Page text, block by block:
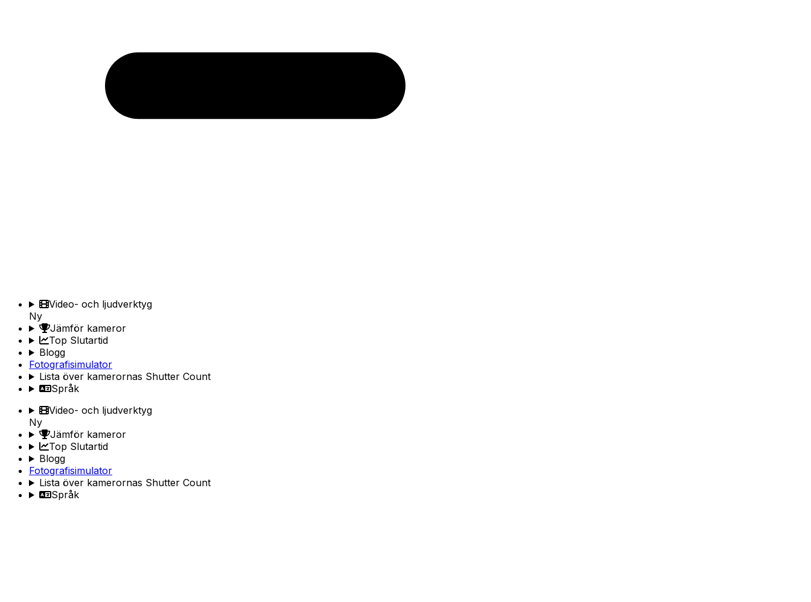
Video- och ljudverktyg
Ny
Jämför kameror
Top Slutartid
Blogg
Fotografisimulator
Lista över kamerornas Shutter Count
Språk
Video- och ljudverktyg
Ny
Jämför kameror
Top Slutartid
Blogg
Fotografisimulator
Lista över kamerornas Shutter Count
Språk